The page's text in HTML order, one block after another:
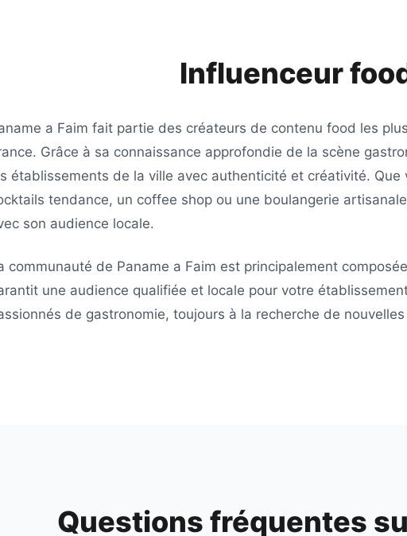
Influenceur
a Faim fait partie des créateurs de contenu food les
. Grâce à sa connaissance approfondie de la scène
établissements de la ville avec authenticité et créativité.
tendance, un coffee shop ou une boulangerie
son audience locale.
communauté de Paname a Faim est principalement
une audience qualifiée et locale pour votre
de gastronomie, toujours à la recherche de
Questions fréquentes